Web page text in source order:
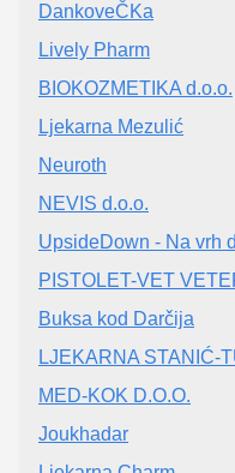
DankoveČKa
Lively Pharm
BIOKOZMETIKA d.o.o.
Ljekarna Mezulić
Neuroth
NEVIS d.o.o.
UpsideDown - Na vrh
PISTOLET-VET
Buksa kod Darčija
LJEKARNA STANIĆ-
MED-KOK D.O.O.
Joukhadar